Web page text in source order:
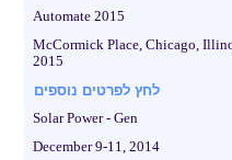
Automate 2015
McCormick Place, Chicago,
2015
לחץ לפרטים נוספים
Solar Power - Gen
December 9-11, 2014